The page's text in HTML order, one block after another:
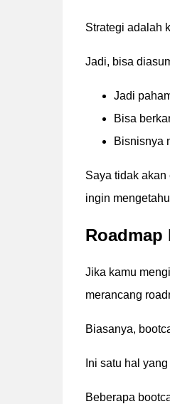
Strategi adalah
Jadi, bisa
Jadi
Bisa
Bisnisnya
Saya tidak
ingin
Roadmap
Jika kamu
merancang
Biasanya,
Ini satu hal
Beberapa